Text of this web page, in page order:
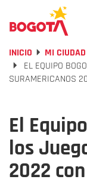
INICIO MI CIUDAD
EL EQUIPO
SURAMERICANOS
El
los
2022